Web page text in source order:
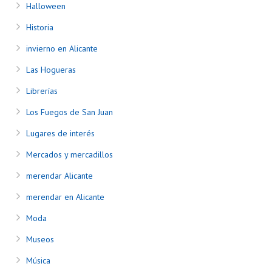
Halloween
Historia
invierno en Alicante
Las Hogueras
Librerías
Los Fuegos de San Juan
Lugares de interés
Mercados y mercadillos
merendar Alicante
merendar en Alicante
Moda
Museos
Música